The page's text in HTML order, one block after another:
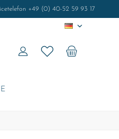
+49 (0) 40-52 59 93 17
DE